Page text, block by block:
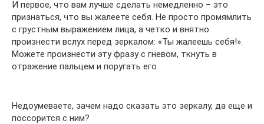
И первое, что вам лучше сделать немедленно – это
признаться, что вы жалеете себя. Не просто промямлить
с грустным выражением лица, а четко и внятно
произнести вслух перед зеркалом: «Ты жалеешь себя!».
Можете произнести эту фразу с гневом, ткнуть в
отражение пальцем и поругать его.
Недоумеваете, зачем надо сказать это зеркалу, да еще и
поссорится с ним?